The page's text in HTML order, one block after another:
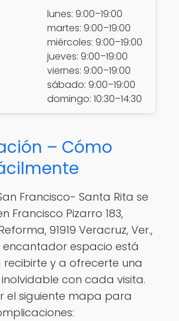
lunes: 9:00–19:00
martes: 9:00–19:00
miércoles: 9:00–19:00
jueves: 9:00–19:00
viernes: 9:00–19:00
sábado: 9:00–19:00
domingo: 10:30–14:30
– Cómo
Francisco- Santa Rita se
Francisco Pizarro 183,
91919 Veracruz, Ver.,
encantador espacio está
recibirte y a ofrecerte una
con cada visita.
el siguiente mapa para